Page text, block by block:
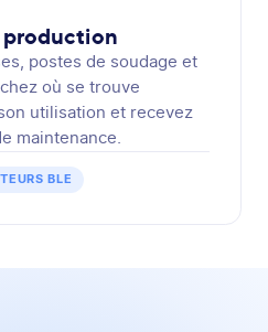
production
postes de soudage et
où se trouve
utilisation et recevez
maintenance.
BLE